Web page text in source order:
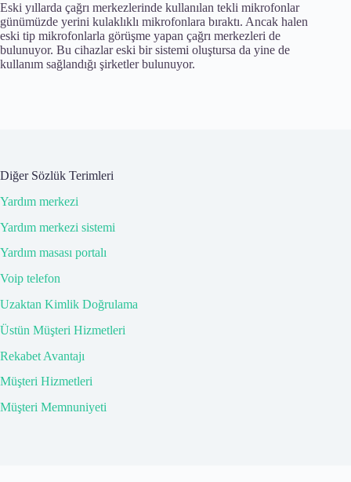
Eski yıllarda çağrı merkezlerinde kullanılan tekli mikrofonlar
günümüzde yerini kulaklıklı mikrofonlara bıraktı. Ancak halen
eski tip mikrofonlarla görüşme yapan çağrı merkezleri de
bulunuyor. Bu cihazlar eski bir sistemi oluştursa da yine de
kullanım sağlandığı şirketler bulunuyor.
Diğer Sözlük Terimleri
Yardım merkezi
Yardım merkezi sistemi
Yardım masası portalı
Voip telefon
Uzaktan Kimlik Doğrulama
Üstün Müşteri Hizmetleri
Rekabet Avantajı
Müşteri Hizmetleri
Müşteri Memnuniyeti